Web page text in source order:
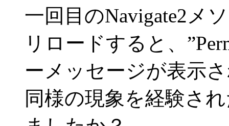
一回目のNavigate2メ
リロードすると、
ーメッセージが表示
同様の現象を経験さ